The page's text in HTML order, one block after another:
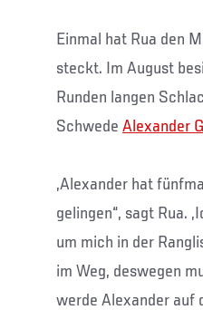
Einmal hat Rua den
steckt. Im August
Runden langen
Schwede Alexander
„Alexander hat
gelingen“, sagt Rua.
um mich in der
im Weg, deswegen
werde Alexander auf